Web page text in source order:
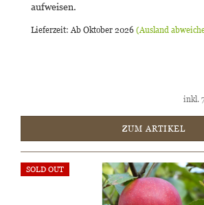
aufweisen.
Lieferzeit: Ab Oktober 2026 (Ausland
inkl.
ZUM ARTIKEL
SOLD OUT